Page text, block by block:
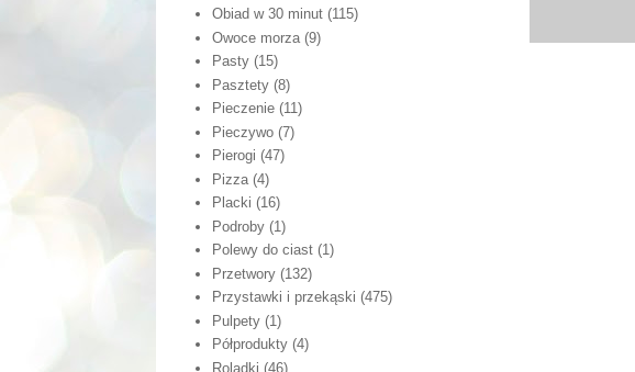
Obiad w 30 minut (115)
Owoce morza (9)
Pasty (15)
Pasztety (8)
Pieczenie (11)
Pieczywo (7)
Pierogi (47)
Pizza (4)
Placki (16)
Podroby (1)
Polewy do ciast (1)
Przetwory (132)
Przystawki i przekąski (475)
Pulpety (1)
Półprodukty (4)
Roladki (46)